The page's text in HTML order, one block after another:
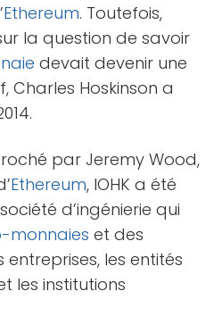
Ethereum. Toutefois,
la question de savoir
devait devenir une
Charles Hoskinson a
par Jeremy Wood,
Ethereum, IOHK a été
d’ingénierie qui
monnaies et des
les entités
les institutions